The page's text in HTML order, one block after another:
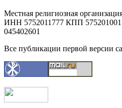
Местная религиозная
ИНН 5752011777 КПП 575201001
045402601
Все публикации первой версии